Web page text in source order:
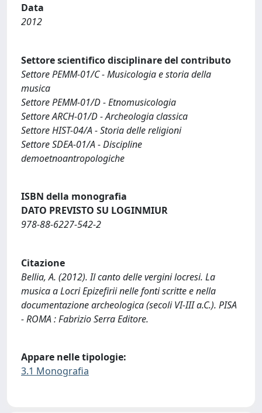
Data
2012
Settore scientifico disciplinare del contributo
Settore PEMM-01/C - Musicologia e storia della
musica
Settore PEMM-01/D - Etnomusicologia
Settore ARCH-01/D - Archeologia classica
Settore HIST-04/A - Storia delle religioni
Settore SDEA-01/A - Discipline
demoetnoantropologiche
ISBN della monografia
DATO PREVISTO SU LOGINMIUR
978-88-6227-542-2
Citazione
Bellia, A. (2012). Il canto delle vergini locresi. La
musica a Locri Epizefirii nelle fonti scritte e nella
documentazione archeologica (secoli VI-III a.C.). PISA
- ROMA : Fabrizio Serra Editore.
Appare nelle tipologie:
3.1 Monografia